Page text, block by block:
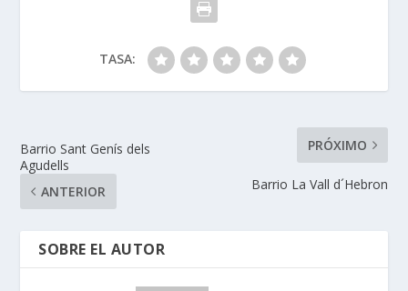
TASA:
Barrio Sant Genís dels
Agudells
ANTERIOR
PRÓXIMO
Barrio La Vall d´Hebron
SOBRE EL AUTOR